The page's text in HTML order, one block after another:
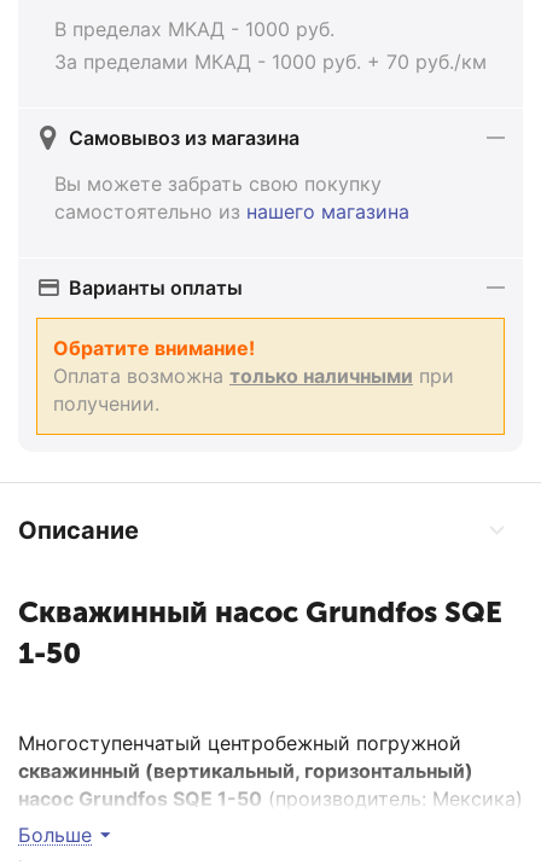
В пределах МКАД - 1000 руб.
За пределами МКАД - 1000 руб. + 70 руб./км
Самовывоз из магазина
Вы можете забрать свою покупку
самостоятельно из нашего магазина
Варианты оплаты
Обратите внимание!
Оплата возможна только наличными при
получении.
Описание
Скважинный насос Grundfos SQE
1-50
Многоступенчатый центробежный погружной
скважинный (вертикальный, горизонтальный)
насос Grundfos SQE 1-50 (производитель: Мексика)
мощностью 0,5 кВт из нержавеющей стали и
предназначен для систем водоснабжения и
Больше